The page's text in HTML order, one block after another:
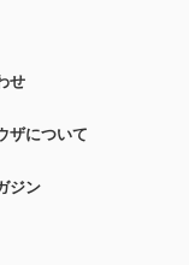
せ
ザについて
ジン